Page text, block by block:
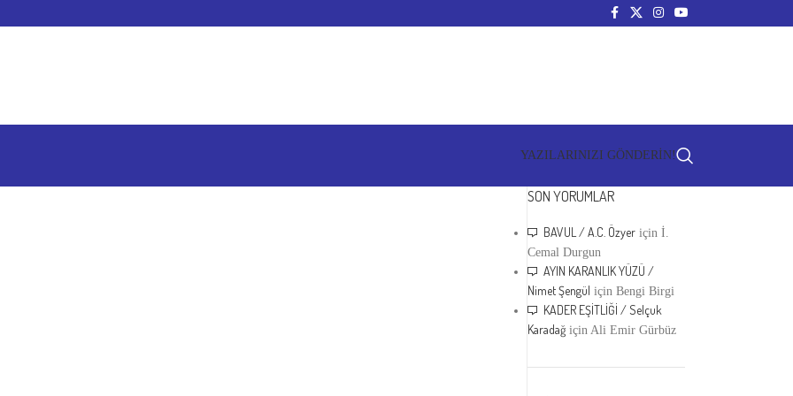
YAZILARINIZI GÖNDERİN!
SON YORUMLAR
BAVUL / A.C. Özyer içinİ.
Cemal Durgun
AYIN KARANLIK YÜZÜ /
Nimet Şengül içinBengi Birgi
KADER EŞİTLİĞİ / Selçuk
Karadağ içinAli Emir Gürbüz